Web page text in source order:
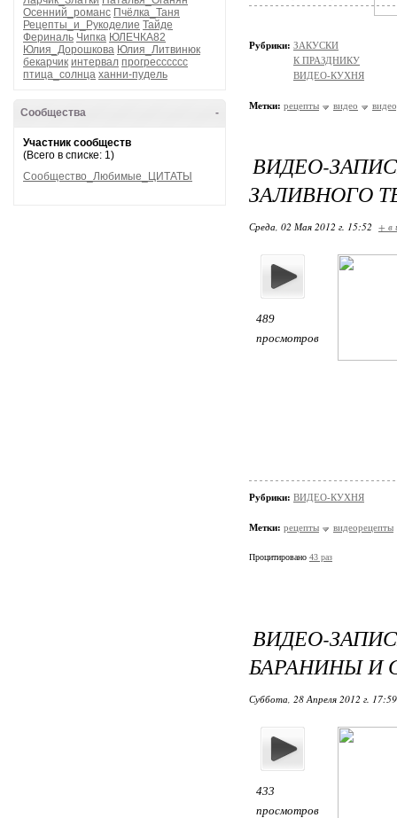
Осенний_романс Пчёлка_Таня
Рецепты_и_Рукоделие Тайде
Фериналь Чипка ЮЛЕЧКА82
Юлия_Дорошкова Юлия_Литвинюк
бекарчик интервал прогресссссс
птица_солнца ханни-пудель
-
Сообщества
Участник сообществ
(Всего в списке: 1)
Сообщество_Любимые_ЦИТАТЫ
Рубрики: ЗАКУСКИ
К ПРАЗДНИКУ
ВИДЕО-КУХНЯ
Метки: рецепты видео
ВИДЕО-
ЗАЛИВНОГО
Среда, 02 Мая 2012 г. 15:52 + в
489
просмотров
Рубрики: ВИДЕО-КУХНЯ
Метки: рецепты видеорецепты
Процитировано 43 раз
ВИДЕО-
БАРАНИНЫ И
Суббота, 28 Апреля 2012 г.
433
просмотров